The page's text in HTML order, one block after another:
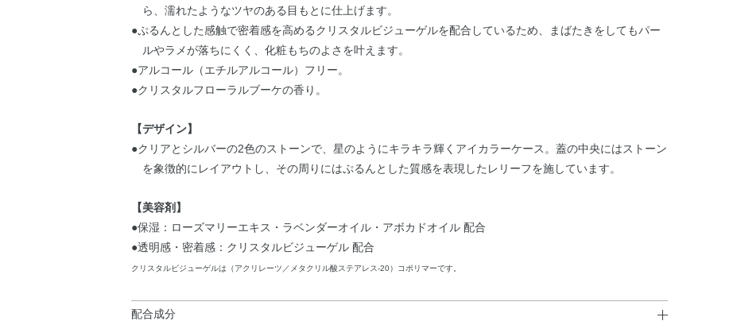
ら、濡れたようなツヤのある目もとに仕上げます。
●ぷるんとした感触で密着感を高めるクリスタルビジューゲルを配合しているため、まばたきをしてもパー
ルやラメが落ちにくく、化粧もちのよさを叶えます。
●アルコール（エチルアルコール）フリー。
●クリスタルフローラルブーケの香り。
【デザイン】
●クリアとシルバーの2色のストーンで、星のようにキラキラ輝くアイカラーケース。蓋の中央にはストーン
を象徴的にレイアウトし、その周りにはぷるんとした質感を表現したレリーフを施しています。
【美容剤】
●保湿：ローズマリーエキス・ラベンダーオイル・アボカドオイル 配合
●透明感・密着感：クリスタルビジューゲル 配合
クリスタルビジューゲルは（アクリレーツ／メタクリル酸ステアレス-20）コポリマーです。
配合成分